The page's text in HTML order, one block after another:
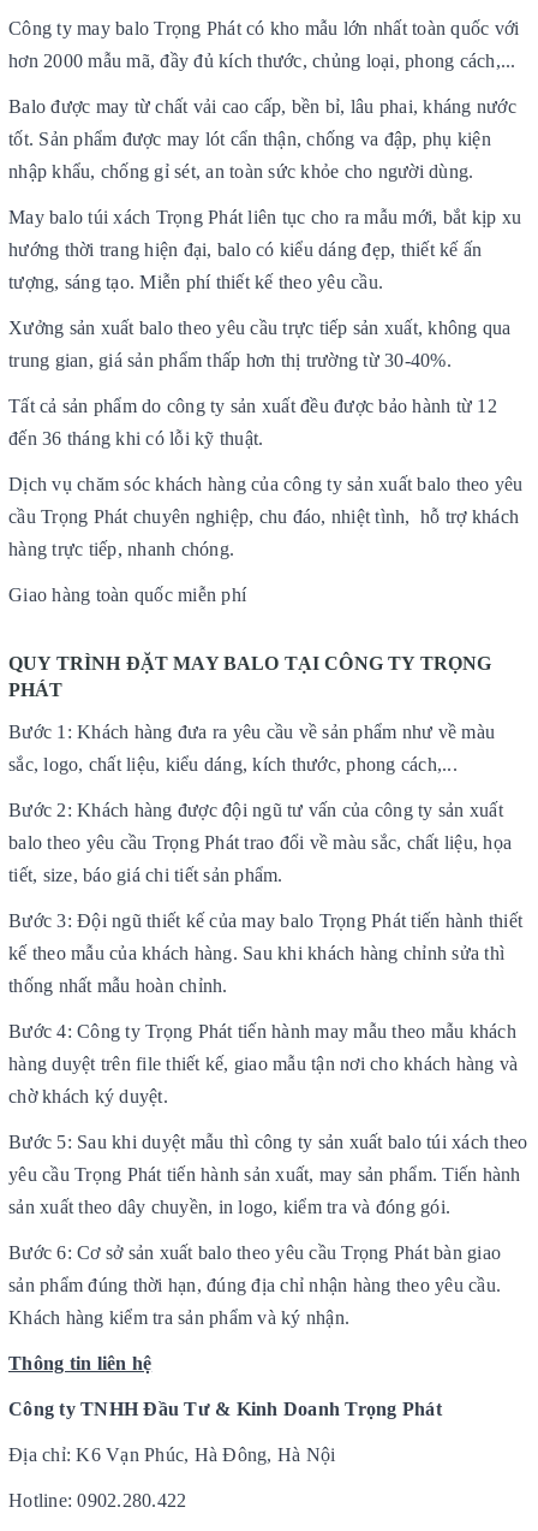
Công ty may balo Trọng Phát có kho mẫu lớn nhất toàn quốc với
hơn 2000 mẫu mã, đầy đủ kích thước, chủng loại, phong cách,...
Balo được may từ chất vải cao cấp, bền bỉ, lâu phai, kháng nước
tốt. Sản phẩm được may lót cẩn thận, chống va đập, phụ kiện
nhập khẩu, chống gỉ sét, an toàn sức khỏe cho người dùng.
May balo túi xách Trọng Phát liên tục cho ra mẫu mới, bắt kịp xu
hướng thời trang hiện đại, balo có kiểu dáng đẹp, thiết kế ấn
tượng, sáng tạo. Miễn phí thiết kế theo yêu cầu.
Xưởng sản xuất balo theo yêu cầu trực tiếp sản xuất, không qua
trung gian, giá sản phẩm thấp hơn thị trường từ 30-40%.
Tất cả sản phẩm do công ty sản xuất đều được bảo hành từ 12
đến 36 tháng khi có lỗi kỹ thuật.
Dịch vụ chăm sóc khách hàng của công ty sản xuất balo theo yêu
cầu Trọng Phát chuyên nghiệp, chu đáo, nhiệt tình, hỗ trợ khách
hàng trực tiếp, nhanh chóng.
Giao hàng toàn quốc miễn phí
QUY TRÌNH ĐẶT MAY BALO TẠI CÔNG TY TRỌNG
PHÁT
Bước 1: Khách hàng đưa ra yêu cầu về sản phẩm như về màu
sắc, logo, chất liệu, kiểu dáng, kích thước, phong cách,...
Bước 2: Khách hàng được đội ngũ tư vấn của công ty sản xuất
balo theo yêu cầu Trọng Phát trao đổi về màu sắc, chất liệu, họa
tiết, size, báo giá chi tiết sản phẩm.
Bước 3: Đội ngũ thiết kế của may balo Trọng Phát tiến hành thiết
kế theo mẫu của khách hàng. Sau khi khách hàng chỉnh sửa thì
thống nhất mẫu hoàn chỉnh.
Bước 4: Công ty Trọng Phát tiến hành may mẫu theo mẫu khách
hàng duyệt trên file thiết kế, giao mẫu tận nơi cho khách hàng và
chờ khách ký duyệt.
Bước 5: Sau khi duyệt mẫu thì công ty sản xuất balo túi xách theo
yêu cầu Trọng Phát tiến hành sản xuất, may sản phẩm. Tiến hành
sản xuất theo dây chuyền, in logo, kiểm tra và đóng gói.
Bước 6: Cơ sở sản xuất balo theo yêu cầu Trọng Phát bàn giao
sản phẩm đúng thời hạn, đúng địa chỉ nhận hàng theo yêu cầu.
Khách hàng kiểm tra sản phẩm và ký nhận.
Thông tin liên hệ
Công ty TNHH Đầu Tư & Kinh Doanh Trọng Phát
Địa chỉ: K6 Vạn Phúc, Hà Đông, Hà Nội
Hotline: 0902.280.422